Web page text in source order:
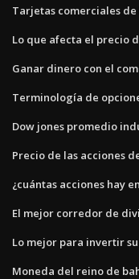
Tarjetas comerciales
Lo que afecta el precio
Ganar dinero con el
Terminología de
Dow jones promedio
Precio de las acciones
¿cuántas acciones hay
El mejor corredor de
Lo mejor para invertir
Moneda del reino de